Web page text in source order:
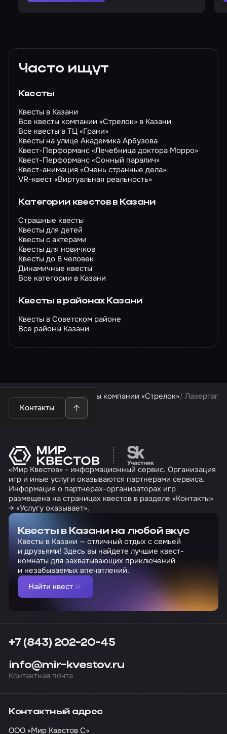
Часто ищут
Квесты
Квесты в Казани
Все квесты компании «Стрелок» в Казани
Все квесты в ТЦ «Грани»
Квесты на улице Академика Арбузова
Квест-Перформанс «Лечебница доктора Морро»
Квест-Перформанс «Сонный паралич»
Квест-анимация «Очень странные дела»
VR-квест «Виртуальная реальность»
Категории квестов в Казани
Страшные квесты
Квесты для детей
Квесты с актерами
Квесты для новичков
Квесты до 8 человек
Динамичные квесты
Все категории в Казани
Квесты в районах Казани
Квесты в Советском районе
Все районы Казани
Контакты
Квесты в Казани Квесты компании «Стрелок» Лазертаг
Перейти на сайт
«Мир Квестов» - информационный сервис. Организация
игр и иные услуги оказываются партнерами сервиса.
Информация о партнерах-организаторах игр
размещена на страницах квестов в разделе «Контакты»
→ «Услугу оказывает».
Квесты в Казани на любой вкус
Квесты в Казани — отличный отдых с семьей
и друзьями! Здесь вы найдете лучшие квест-
комнаты для захватывающих приключений
и незабываемых впечатлений.
Найти квест
+7 (843) 202-20-45
info@mir-kvestov.ru
Контактная почта
Контактный адрес
ООО «Мир Квестов С»